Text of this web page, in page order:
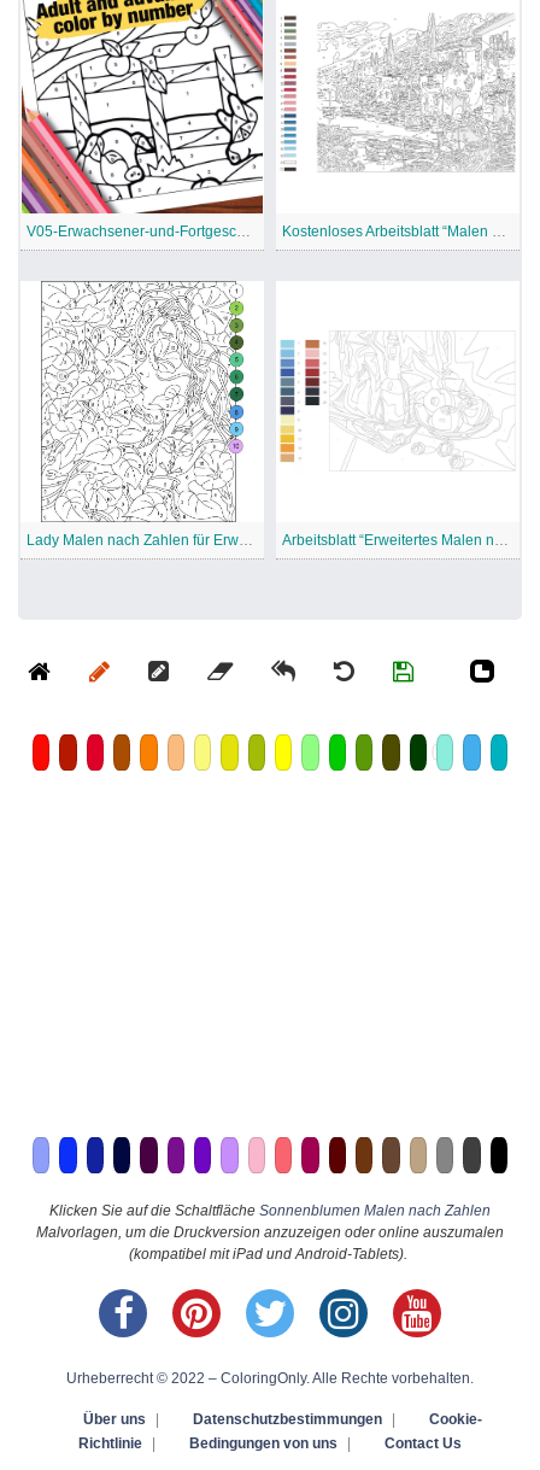
Klicken Sie auf die Schaltfläche Sonnenblumen Malen nach Zahlen
Malvorlagen, um die Druckversion anzuzeigen oder online auszumalen
(kompatibel mit iPad und Android-Tablets).
Urheberrecht © 2022 – ColoringOnly. Alle Rechte vorbehalten.
Über uns | Datenschutzbestimmungen |
Cookie-
Richtlinie
| Bedingungen von uns | Contact Us